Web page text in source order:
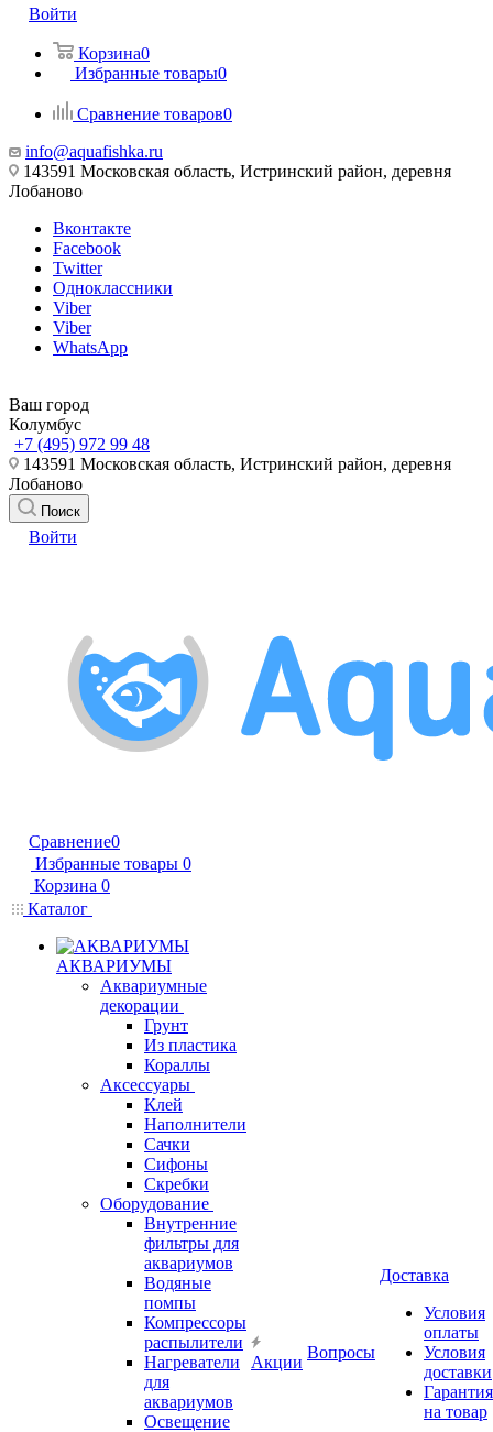
Войти
Корзина0
Избранные товары0
Сравнение товаров0
info@aquafishka.ru
143591 Московская область, Истринский район, деревня
Лобаново
Вконтакте
Facebook
Twitter
Одноклассники
Viber
Viber
WhatsApp
Ваш город
Колумбус
+7 (495) 972 99 48
143591 Московская область, Истринский район, деревня
Лобаново
Поиск
Войти
Сравнение0
Избранные товары 0
Корзина 0
Каталог
АКВАРИУМЫ
Аквариумные
декорации
Грунт
Из пластика
Кораллы
Аксессуары
Клей
Наполнители
Сачки
Сифоны
Скребки
Оборудование
Внутренние
фильтры для
аквариумов
Водяные
помпы
Компрессоры
распылители
Нагреватели
для
аквариумов
Освещение
Акции
Вопросы
Доставка
Условия
оплаты
Условия
доставки
Гарантия
на товар